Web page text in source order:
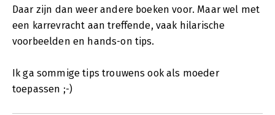
Daar zijn dan weer andere boeken voor. Maar wel met
een karrevracht aan treffende, vaak hilarische
voorbeelden en hands-on tips.
Ik ga sommige tips trouwens ook als moeder
toepassen ;-)